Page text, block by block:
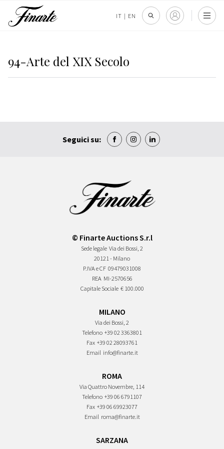
IT | EN
94-Arte del XIX Secolo
Seguici su:
© Finarte Auctions S.r.l
Sede legale Via dei Bossi, 2
20121 - Milano
P.IVA e CF 09479031008
REA MI-2570656
Capitale Sociale € 100.000
MILANO
Via dei Bossi, 2
Telefono +39 02 3363801
Fax +39 02 28093761
Email info@finarte.it
ROMA
Via Quattro Novembre, 114
Telefono +39 06 6791107
Fax +39 06 69923077
Email roma@finarte.it
SARZANA